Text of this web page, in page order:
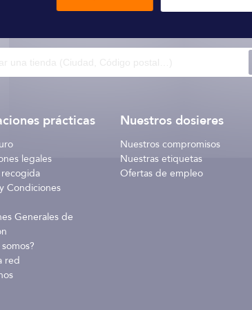
prácticas
legales
Condiciones
Generales de
red
Nuestros dosieres
Nuestros compromisos
Nuestras etiquetas
Ofertas de empleo